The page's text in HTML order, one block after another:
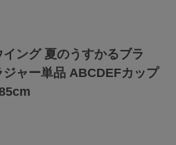
ング 夏のうすかるブラ
ャー単品 ABCDEFカップ